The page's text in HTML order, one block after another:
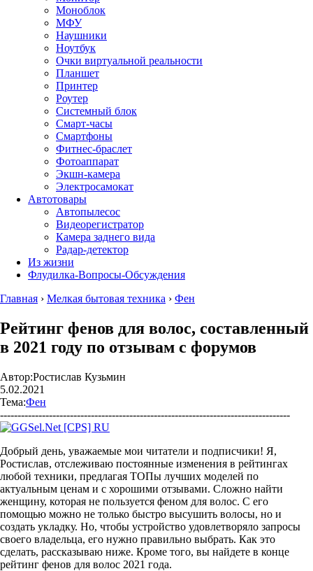
Моноблок
МФУ
Наушники
Ноутбук
Очки виртуальной реальности
Планшет
Принтер
Роутер
Системный блок
Смарт-часы
Смартфоны
Фитнес-браслет
Фотоаппарат
Экшн-камера
Электросамокат
Автотовары
Автопылесос
Видеорегистратор
Камера заднего вида
Радар-детектор
Из жизни
Флудилка-Вопросы-Обсуждения
Главная › Мелкая бытовая техника › Фен
Рейтинг фенов для волос, составленный
в 2021 году по отзывам с форумов
Автор:Ростислав Кузьмин
5.02.2021
Тема:Фен
-----------------------------------------------------------------------------------
Добрый день, уважаемые мои читатели и подписчики! Я,
Ростислав, отслеживаю постоянные изменения в рейтингах
любой техники, предлагая ТОПы лучших моделей по
актуальным ценам и с хорошими отзывами. Сложно найти
женщину, которая не пользуется феном для волос. С его
помощью можно не только быстро высушить волосы, но и
создать укладку. Но, чтобы устройство удовлетворяло запросы
своего владельца, его нужно правильно выбрать. Как это
сделать, рассказываю ниже. Кроме того, вы найдете в конце
рейтинг фенов для волос 2021 года.